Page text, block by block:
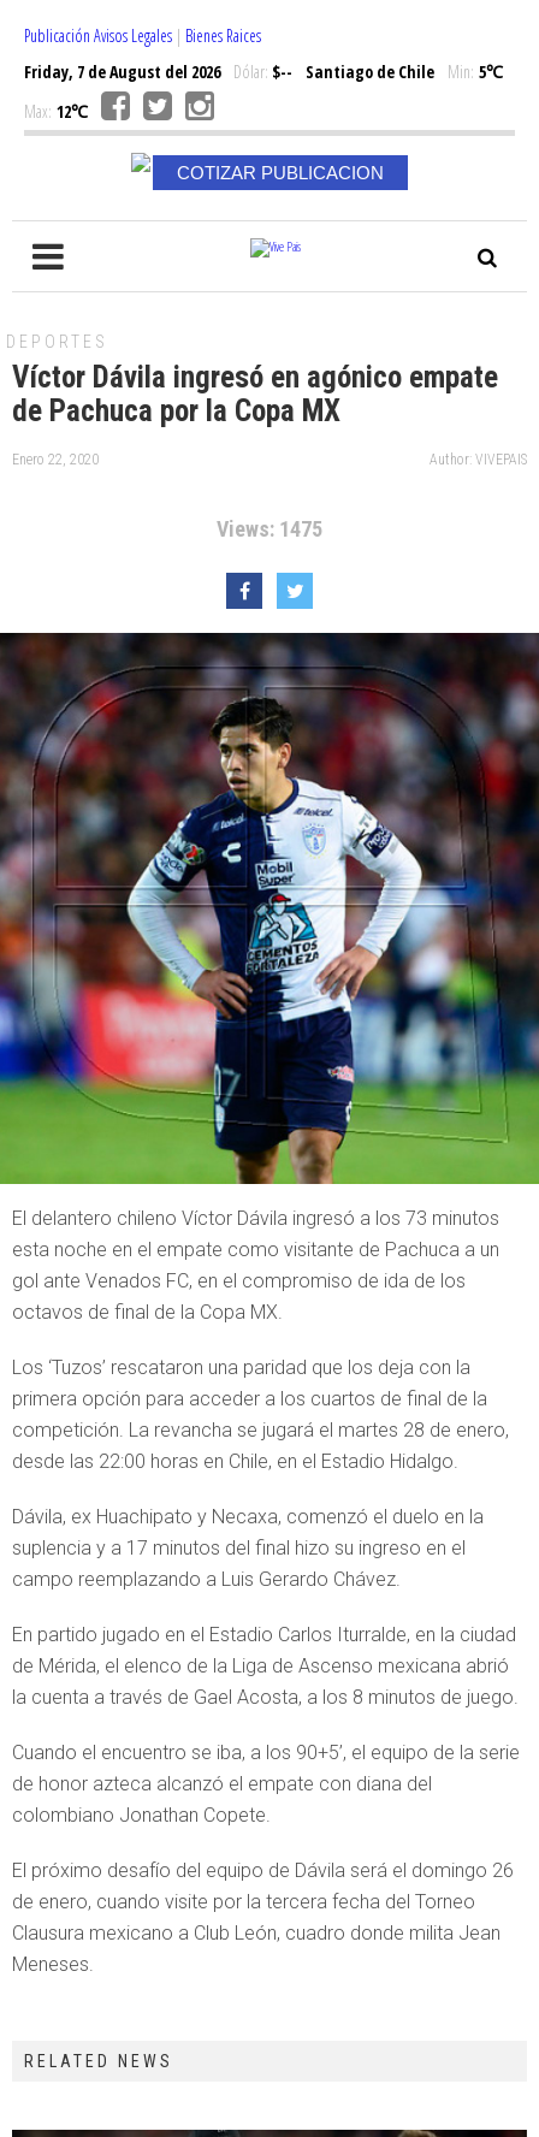
Publicación Avisos Legales | Bienes Raices
Friday, 7 de August del 2026Dólar: $-- Santiago de Chile Min: 5℃
Max: 12℃
COTIZAR PUBLICACION
DEPORTES
Víctor Dávila ingresó en agónico empate
de Pachuca por la Copa MX
Enero 22, 2020 Author: VIVEPAIS
Views: 1475
El delantero chileno Víctor Dávila ingresó a los 73 minutos
esta noche en el empate como visitante de Pachuca a un
gol ante Venados FC, en el compromiso de ida de los
octavos de final de la Copa MX.
Los ‘Tuzos’ rescataron una paridad que los deja con la
primera opción para acceder a los cuartos de final de la
competición. La revancha se jugará el martes 28 de enero,
desde las 22:00 horas en Chile, en el Estadio Hidalgo.
Dávila, ex Huachipato y Necaxa, comenzó el duelo en la
suplencia y a 17 minutos del final hizo su ingreso en el
campo reemplazando a Luis Gerardo Chávez.
En partido jugado en el Estadio Carlos Iturralde, en la ciudad
de Mérida, el elenco de la Liga de Ascenso mexicana abrió
la cuenta a través de Gael Acosta, a los 8 minutos de juego.
Cuando el encuentro se iba, a los 90+5’, el equipo de la serie
de honor azteca alcanzó el empate con diana del
colombiano Jonathan Copete.
El próximo desafío del equipo de Dávila será el domingo 26
de enero, cuando visite por la tercera fecha del Torneo
Clausura mexicano a Club León, cuadro donde milita Jean
Meneses.
RELATED NEWS